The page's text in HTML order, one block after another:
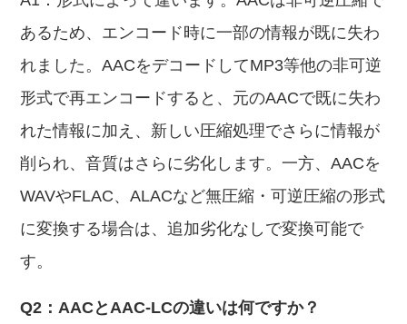
あるため、エンコード時に一部の情報が既に失わ
れました。AACをデコードしてMP3等他の非可逆
形式で再エンコードすると、元のAACで既に失わ
れた情報に加え、新しい圧縮処理でさらに情報が
削られ、音質はさらに劣化します。一方、AACを
WAVやFLAC、ALACなど無圧縮・可逆圧縮の形式
に変換する場合は、追加劣化なしで変換可能で
す。
Q2：AACとAAC-LCの違いは何ですか？